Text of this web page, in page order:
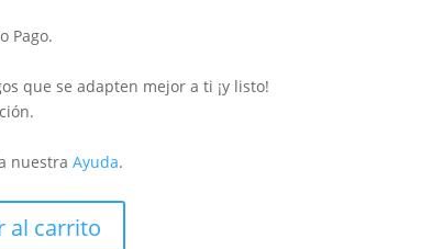
Pago.
que se adapten mejor a ti ¡y listo!
nuestraAyuda.
al carrito